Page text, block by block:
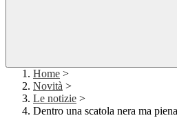
Home >
Novità >
Le notizie >
Dentro una scatola nera ma